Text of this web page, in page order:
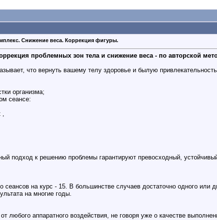
Снижение веса. Коррекция фигуры.
проблемных зон тела и снижение веса - по авторской
что вернуть вашему телу здоровье и былую
организма;
сеансе:
,
подход к решению проблемы гарантируют превосходный,
сеансов на курс - 15. В большинстве случаев достаточно одного
на многие годы.
любого аппаратного воздействия, не говоря уже о качестве